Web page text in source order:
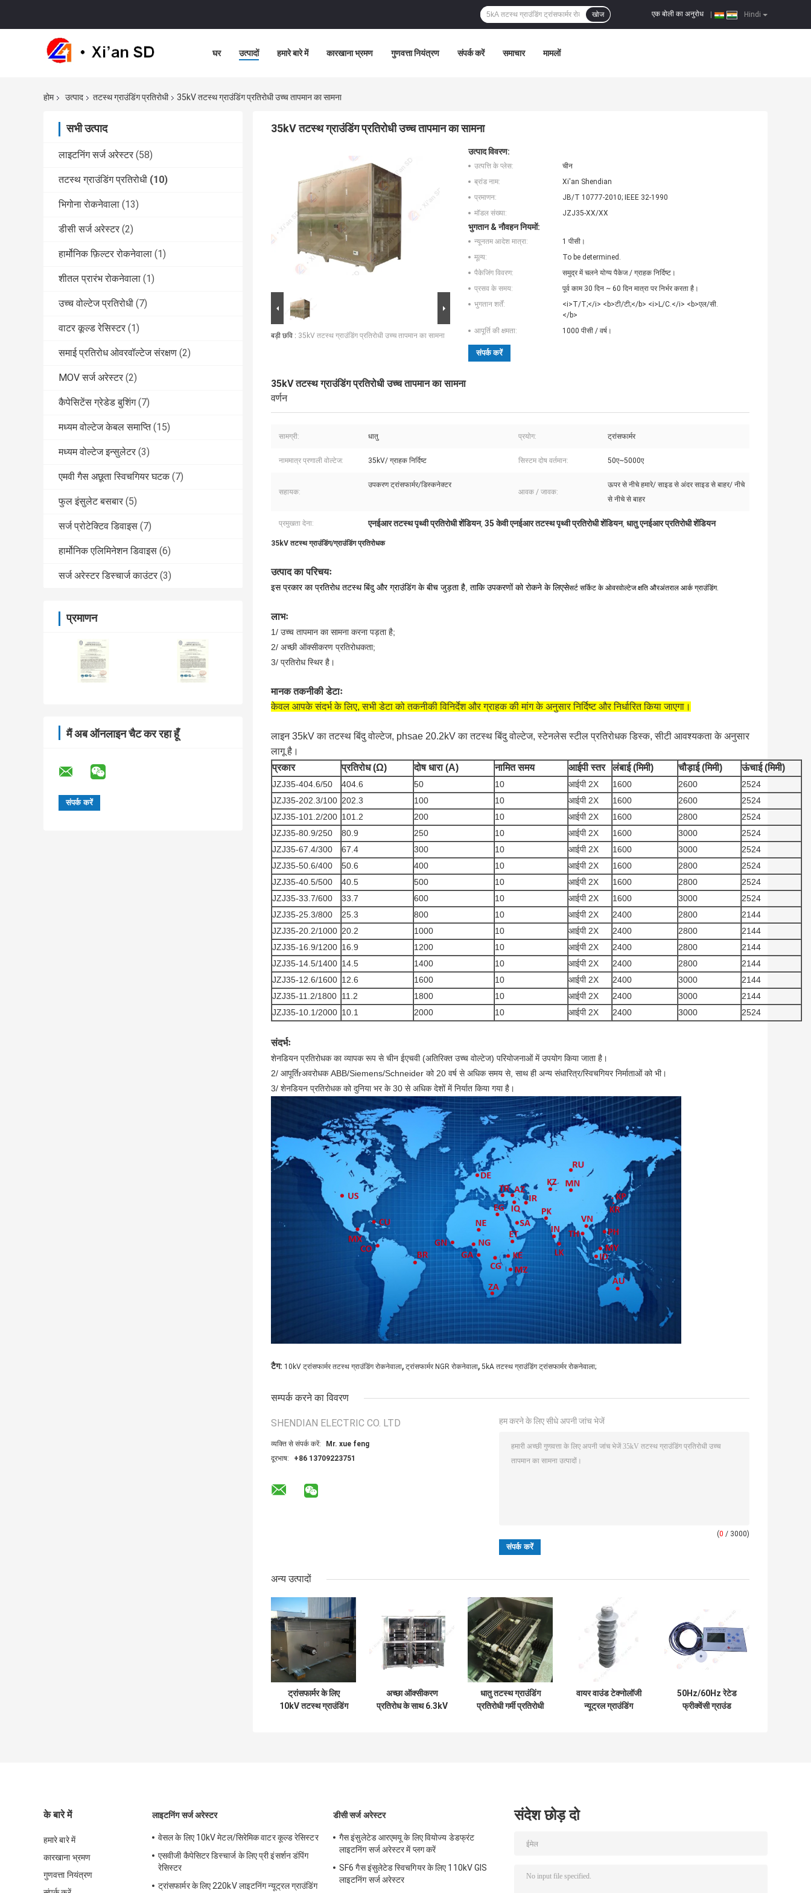
Hindi
एक बोली का अनुरोध
खोज
घर उत्पादों हमारे बारे में कारखाना भ्रमण गुणवत्ता नियंत्रण संपर्क करें समाचार मामलों
होम उत्पाद तटस्थ ग्राउंडिंग प्रतिरोधी 35kV तटस्थ ग्राउंडिंग प्रतिरोधी उच्च तापमान का सामना
सभी उत्पाद
लाइटनिंग सर्ज अरेस्टर (58)
तटस्थ ग्राउंडिंग प्रतिरोधी (10)
भिगोना रोकनेवाला (13)
डीसी सर्ज अरेस्टर (2)
हार्मोनिक फ़िल्टर रोकनेवाला (1)
शीतल प्रारंभ रोकनेवाला (1)
उच्च वोल्टेज प्रतिरोधी (7)
वाटर कूल्ड रेसिस्टर (1)
समाई प्रतिरोध ओवरवॉल्टेज संरक्षण (2)
MOV सर्ज अरेस्टर (2)
कैपेसिटेंस ग्रेडेड बुशिंग (7)
मध्यम वोल्टेज केबल समाप्ति (15)
मध्यम वोल्टेज इन्सुलेटर (3)
एमवी गैस अछूता स्विचगियर घटक (7)
फुल इंसुलेट बसबार (5)
सर्ज प्रोटेक्टिव डिवाइस (7)
हार्मोनिक एलिमिनेशन डिवाइस (6)
सर्ज अरेस्टर डिस्चार्ज काउंटर (3)
प्रमाणन
मैं अब ऑनलाइन चैट कर रहा हूँ
35kV तटस्थ ग्राउंडिंग प्रतिरोधी उच्च तापमान का सामना
बड़ी छवि : 35kV तटस्थ ग्राउंडिंग प्रतिरोधी उच्च तापमान का सामना
उत्पाद विवरण:
उत्पत्ति के प्लेस:
चीन
ब्रांड नाम:
Xi'an Shendian
प्रमाणन:
JB/T 10777-2010; IEEE 32-1990
मॉडल संख्या:
JZJ35-XX/XX
भुगतान & नौवहन नियमों:
न्यूनतम आदेश मात्रा:
1 पीसी।
मूल्य:
To be determined.
पैकेजिंग विवरण:
समुद्र में चलने योग्य पैकेज / ग्राहक निर्दिष्ट।
प्रसव के समय:
पूर्व काम 30 दिन ~ 60 दिन मात्रा पर निर्भर करता है।
भुगतान शर्तें:
<i>T/T;</i> <b>टी/टी;</b> <i>L/C.</i> <b>एल/सी.
</b>
आपूर्ति की क्षमता:
1000 पीसी / वर्ष।
संपर्क करें
35kV तटस्थ ग्राउंडिंग प्रतिरोधी उच्च तापमान का सामना
वर्णन
सामग्री: धातु प्रयोग: ट्रांसफार्मर
नाममात्र प्रणाली वोल्टेज: 35kV/ ग्राहक निर्दिष्ट सिस्टम दोष वर्तमान: 50ए~5000ए
सहायक:
उपकरण ट्रांसफार्मर/डिस्कनेक्टर
आवक / जावक:
ऊपर से नीचे हमारे/ साइड से अंदर साइड से बाहर/ नीचे
से नीचे से बाहर
प्रमुखता देना: एनईआर तटस्थ पृथ्वी प्रतिरोधी शेंडियन, 35 केवी एनईआर तटस्थ पृथ्वी प्रतिरोधी शेंडियन, धातु एनईआर प्रतिरोधी शेंडियन
35kV तटस्थ ग्राउंडिंग/ग्राउंडिंग प्रतिरोधक
उत्पाद का परिचयः
इस प्रकार का प्रतिरोध तटस्थ बिंदु और ग्राउंडिंग के बीच जुड़ता है, ताकि उपकरणों को रोकने के लिएसेसर्ट सर्किट के ओवरवोल्टेज क्षति औरअंतराल आर्क ग्राउंडिंग.
लाभः
1/ उच्च तापमान का सामना करना पड़ता है;
2/ अच्छी ऑक्सीकरण प्रतिरोधकता;
3/ प्रतिरोध स्थिर है।
मानक तकनीकी डेटाः
केवल आपके संदर्भ के लिए, सभी डेटा को तकनीकी विनिर्देश और ग्राहक की मांग के अनुसार निर्दिष्ट और निर्धारित किया जाएगा।
लाइन 35kV का तटस्थ बिंदु वोल्टेज, phsae 20.2kV का तटस्थ बिंदु वोल्टेज, स्टेनलेस स्टील प्रतिरोधक डिस्क, सीटी आवश्यकता के अनुसार
लागू है।
प्रकार
प्रतिरोध (Ω) दोष धारा (A) नामित समय आईपी स्तर लंबाई (मिमी) चौड़ाई (मिमी) ऊंचाई (मिमी)
JZJ35-404.6/50 404.6 50 10 आईपी 2X 1600 2600
2524
JZJ35-202.3/100 202.3 100 10 आईपी 2X 1600 2600
2524
JZJ35-101.2/200 101.2 200 10 आईपी 2X 1600 2800
2524
JZJ35-80.9/250
80.9 250 10 आईपी 2X 1600 3000
2524
JZJ35-67.4/300
67.4 300 10 आईपी 2X 1600 3000
2524
JZJ35-50.6/400
50.6 400 10 आईपी 2X 1600 2800
2524
JZJ35-40.5/500
40.5 500 10 आईपी 2X 1600 2800
2524
JZJ35-33.7/600
33.7 600 10 आईपी 2X 1600 3000
2524
JZJ35-25.3/800
25.3 800 10 आईपी 2X 2400 2800
2144
JZJ35-20.2/1000 20.2 1000 10 आईपी 2X 2400 2800
2144
JZJ35-16.9/1200 16.9 1200 10 आईपी 2X 2400 2800
2144
JZJ35-14.5/1400 14.5 1400 10 आईपी 2X 2400 2800
2144
JZJ35-12.6/1600 12.6 1600 10 आईपी 2X 2400 3000
2144
JZJ35-11.2/1800 11.2 1800 10 आईपी 2X 2400 3000
2144
JZJ35-10.1/2000 10.1 2000 10 आईपी 2X 2400 3000 2524
संदर्भः
शेनडियन प्रतिरोधक का व्यापक रूप से चीन ईएचवी (अतिरिक्त उच्च वोल्टेज) परियोजनाओं में उपयोग किया जाता है।
2/ आपूर्तिrअवरोधक ABB/Siemens/Schneider को 20 वर्ष से अधिक समय से, साथ ही अन्य संधारित्र/स्विचगियर निर्माताओं को भी।
3/ शेनडियन प्रतिरोधक को दुनिया भर के 30 से अधिक देशों में निर्यात किया गया है।
टैग: 10kV ट्रांसफार्मर तटस्थ ग्राउंडिंग रोकनेवाला, ट्रांसफार्मर NGR रोकनेवाला, 5kA तटस्थ ग्राउंडिंग ट्रांसफार्मर रोकनेवाला;
सम्पर्क करने का विवरण
SHENDIAN ELECTRIC CO. LTD
व्यक्ति से संपर्क करें:
Mr. xue feng
दूरभाष:
+86 13709223751
हम करने के लिए सीधे अपनी जांच भेजें
(0 / 3000)
अन्य उत्पादों
ट्रांसफार्मर के लिए
10kV तटस्थ ग्राउंडिंग
अच्छा ऑक्सीकरण
प्रतिरोध के साथ 6.3kV
धातु तटस्थ ग्राउंडिंग
प्रतिरोधी गर्मी प्रतिरोधी
वायर वाउंड टेक्नोलॉजी
न्यूट्रल ग्राउंडिंग
50Hz/60Hz रेटेड
फ्रीक्वेंसी ग्राउंड
के बारे में
हमारे बारे में
कारखाना भ्रमण
गुणवत्ता नियंत्रण
लाइटनिंग सर्ज अरेस्टर
वेसल के लिए 10kV मेटल/सिरेमिक वाटर कूल्ड रेसिस्टर
एसवीजी कैपेसिटर डिस्चार्ज के लिए प्री इंसर्शन डंपिंग
रेसिस्टर
ट्रांसफार्मर के लिए 220kV लाइटनिंग न्यूट्रल ग्राउंडिंग
डीसी सर्ज अरेस्टर
गैस इंसुलेटेड आरएमयू के लिए वियोज्य डेडफ्रंट
लाइटनिंग सर्ज अरेस्टर में प्लग करें
SF6 गैस इंसुलेटेड स्विचगियर के लिए 110kV GIS
लाइटनिंग सर्ज अरेस्टर
संदेश छोड़ दो